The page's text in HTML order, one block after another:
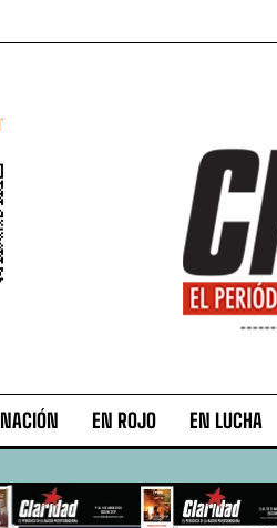
NACIÓN EN ROJO EN LUCHA